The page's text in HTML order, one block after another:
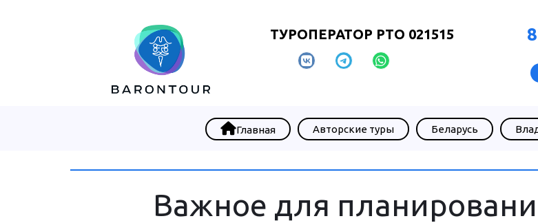
ТУРОПЕРАТОР РТО 021515
Главная Авторские туры Беларусь
Важное для